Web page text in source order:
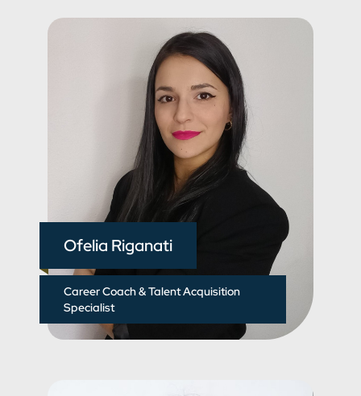
Ofelia Riganati
Career Coach & Talent Acquisition
Specialist